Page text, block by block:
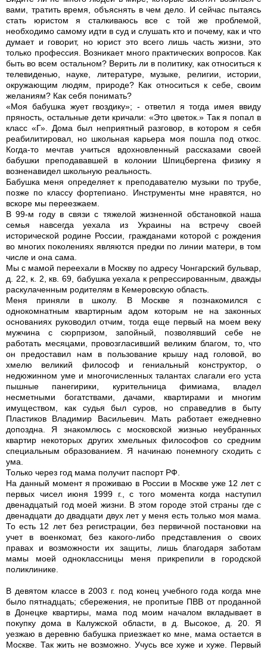
вами, тратить время, объяснять в чем дело. И сейчас пытаясь
стать юристом я сталкиваюсь все с той же проблемой,
необходимо самому идти в суд и слушать кто и почему, как и что
думает и говорит, но юрист это всего лишь часть жизни, это
только профессия. Возникает много практических вопросов. Как
быть во всем остальном? Верить ли в политику, как относиться к
телевиденью, науке, литературе, музыке, религии, истории,
окружающим людям, природе? Как относиться к себе, своим
желаниям? Как себя понимать?
«Моя бабушка жует гвоздику»; - ответил я тогда имея ввиду
пряность, остальные дети кричали: «Это цветок.» Так я попал в
класс «Г». Дома был неприятный разговор, в котором я себя
реабилитировал, но школьная карьера моя пошла под откос.
Когда-то мечтав учиться вдохновленный рассказами своей
бабушки преподававшей в колонии Шпицбергена физику я
возненавидел школьную реальность.
Бабушка меня определяет к преподавателю музыки по трубе,
позже по классу фортепиано. Инструменты мне нравятся, но
вскоре мы переезжаем.
В 99-м году в связи с тяжелой жизненной обстановкой наша
семья навсегда уехала из Украины на встречу своей
исторической родине России, гражданами которой с рождения
во многих поколениях являются предки по линии матери, в том
числе и она сама.
Мы с мамой переехали в Москву по адресу Чонгарский бульвар,
д. 22, к. 2, кв. 69, бабушка уехала к репрессированным, дважды
раскулаченным родителям в Кемеровскую область.
Меня приняли в школу. В Москве я познакомился с
однокомнатным квартирным адом которым не на законных
основаниях руководил отчим, тогда еще первый на моем веку
мужчина с сюрпризом, запойный, позволявший себе не
работать месяцами, провозгласивший великим благом, то, что
он предоставил нам в пользование крышу над головой, во
хмелю великий философ и гениальный конструктор, о
недюжинном уме и многочисленных талантах слагали его уста
пышные панегирики, курительница фимиама, владел
несметными богатствами, дачами, квартирами и многим
имуществом, как судья был суров, но справедлив в быту
Пластиков Владимир Васильевич. Мать работает ежедневно
допоздна. Я знакомлюсь с московской жизнью неубранных
квартир некоторых других хмельных философов со средним
специальным образованием. Я начинаю понемногу сходить с
ума.
Только через год мама получит паспорт РФ.
На данный момент я проживаю в России в Москве уже 12 лет с
первых чисел июня 1999 г., с того момента когда наступил
двенадцатый год моей жизни. В этом городе этой страны где с
двенадцати до двадцати двух лет у меня есть только моя мама.
То есть 12 лет без регистрации, без первичной постановки на
учет в военкомат, без какого-либо представления о своих
правах и возможности их защиты, лишь благодаря заботам
мамы моей одноклассницы меня прикрепили в городской
поликлинике.
В девятом классе в 2003 г. под конец учебного года когда мне
было пятнадцать; сбережения, не пропитые ПВВ от проданной
в Донецке квартиры, мама под моим началом вкладывает в
покупку дома в Калужской области, в д. Высокое, д. 20. Я
уезжаю в деревню бабушка приезжает ко мне, мама остается в
Москве. Так жить не возможно. Учусь все хуже и хуже. Первый